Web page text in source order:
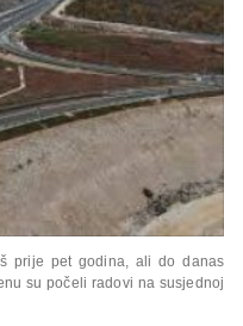
prije pet godina, ali do danas
su počeli radovi na susjednoj